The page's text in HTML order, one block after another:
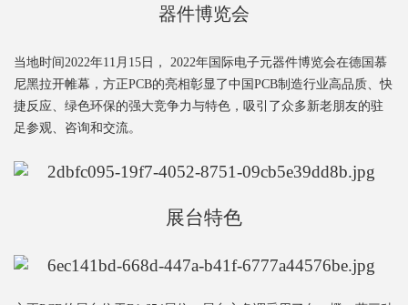
器件博览会
当地时间2022年11月15日， 2022年国际电子元器件博览会在德国慕
尼黑拉开帷幕，方正PCB的亮相彰显了中国PCB制造行业高品质、快
捷反应、绿色环保的强大竞争力与特色，吸引了众多新老朋友的驻
足参观、咨询和交流。
展台特色